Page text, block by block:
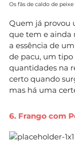
Os fãs de caldo de
Quem já provou
que tem e ainda
a essência de
de pacu, um
quantidades na
certo quando
mas há uma
6. Frango com